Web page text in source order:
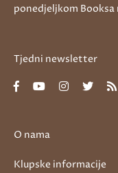
O nama
Klupske informacije
ponedjeljkom Booksa
Tjedni newsletter